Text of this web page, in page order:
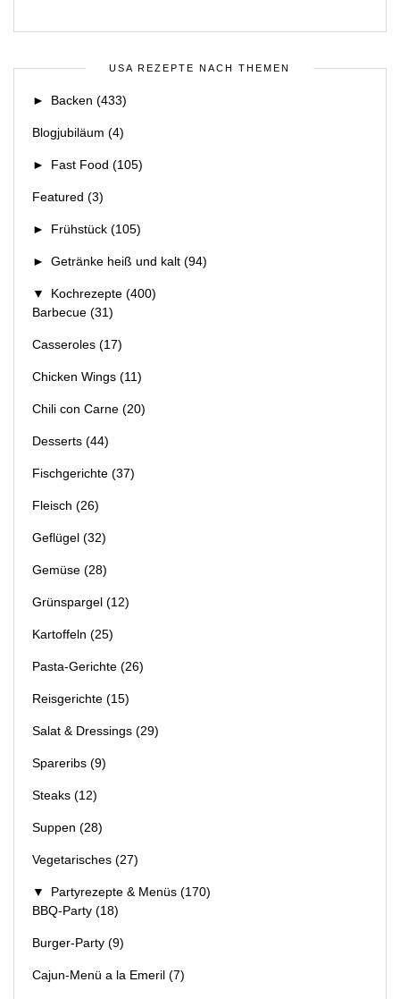
USA REZEPTE NACH THEMEN
► Backen (433)
Blogjubiläum (4)
► Fast Food (105)
Featured (3)
► Frühstück (105)
► Getränke heiß und kalt (94)
▼ Kochrezepte (400)
Barbecue (31)
Casseroles (17)
Chicken Wings (11)
Chili con Carne (20)
Desserts (44)
Fischgerichte (37)
Fleisch (26)
Geflügel (32)
Gemüse (28)
Grünspargel (12)
Kartoffeln (25)
Pasta-Gerichte (26)
Reisgerichte (15)
Salat & Dressings (29)
Spareribs (9)
Steaks (12)
Suppen (28)
Vegetarisches (27)
▼ Partyrezepte & Menüs (170)
BBQ-Party (18)
Burger-Party (9)
Cajun-Menü a la Emeril (7)